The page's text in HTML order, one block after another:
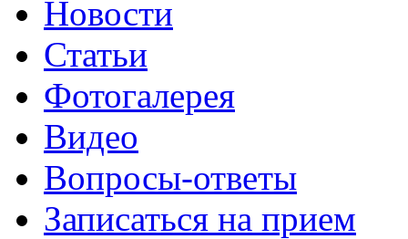
Новости
Статьи
Фотогалерея
Видео
Вопросы-ответы
Записаться на прием